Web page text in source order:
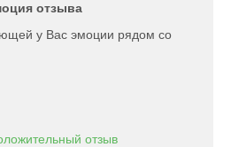
отзыва
у Вас эмоции рядом со
отзыв